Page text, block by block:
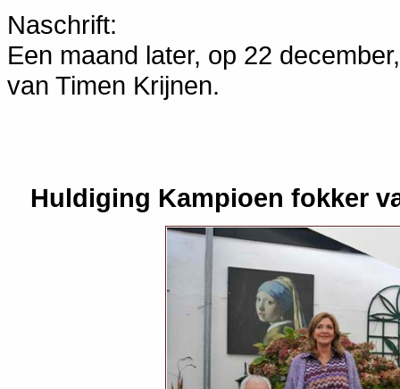
Naschrift:
Een maand later, op 22
van Timen Krijnen.
Huldiging Kampioen fokker